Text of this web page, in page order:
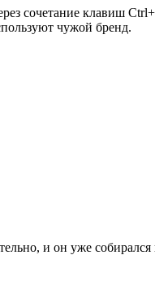
сочетание клавиш
чужой бренд.
и он уже